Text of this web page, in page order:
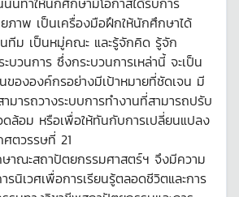
าพ เป็นเครื่องมือฝึกให้นักศึกษาได้
นทีม เป็นหมู่คณะ และรู้จักคิด รู้จัก
บวนการ ซึ่งกระบวนการเหล่านี้ จะเป็น
ขององค์กรอย่างมีเป้าหมายที่ชัดเจน มี
ามารถวางระบบการทำงานที่สามารถปรับ
ดล้อม หรือเพื่อให้ทันกับการเปลี่ยนแปลง
ศตวรรษที่ 21
าณะสถาปัตยกรรมศาสตร์ฯ จึงมีความ
รนิเวศเพื่อการเรียนรู้ตลอดชีวิตและการ